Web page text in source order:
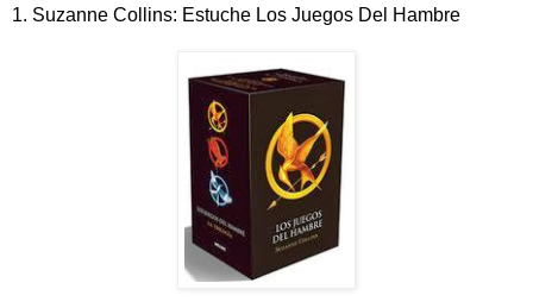
1. Suzanne Collins: Estuche Los Juegos Del Hambre